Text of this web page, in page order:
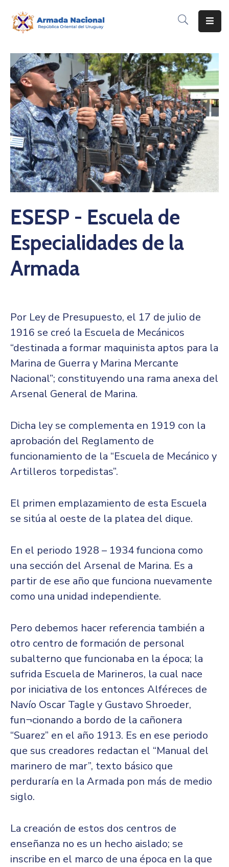
Institución
Inscripciones
Noticias
Corporativo
Contacto
ESESP - Escuela de
Especialidades de la
Armada
Por Ley de Presupuesto, el 17 de julio de
1916 se creó la Escuela de Mecánicos
“destinada a formar maquinista aptos para la
Marina de Guerra y Marina Mercante
Nacional”; constituyendo una rama anexa del
Arsenal General de Marina.
Dicha ley se complementa en 1919 con la
aprobación del Reglamento de
funcionamiento de la “Escuela de Mecánico y
Artilleros torpedistas”.
El primen emplazamiento de esta Escuela
se sitúa al oeste de la platea del dique.
En el periodo 1928 – 1934 funciona como
una sección del Arsenal de Marina. Es a
partir de ese año que funciona nuevamente
como una unidad independiente.
Pero debemos hacer referencia también a
otro centro de formación de personal
subalterno que funcionaba en la época; la
sufrida Escuela de Marineros, la cual nace
por iniciativa de los entonces Alféreces de
Navío Oscar Tagle y Gustavo Shroeder,
fun¬cionando a bordo de la cañonera
“Suarez” en el año 1913. Es en ese periodo
que sus creadores redactan el “Manual del
marinero de mar”, texto básico que
perduraría en la Armada pon más de medio
siglo.
La creación de estos dos centros de
enseñanza no es un hecho aislado; se
inscribe en el marco de una época en la que